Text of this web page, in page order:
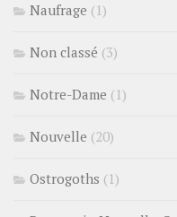
Naufrage (1)
Non classé (3)
Notre-Dame (1)
Nouvelle (20)
Ostrogoths (1)